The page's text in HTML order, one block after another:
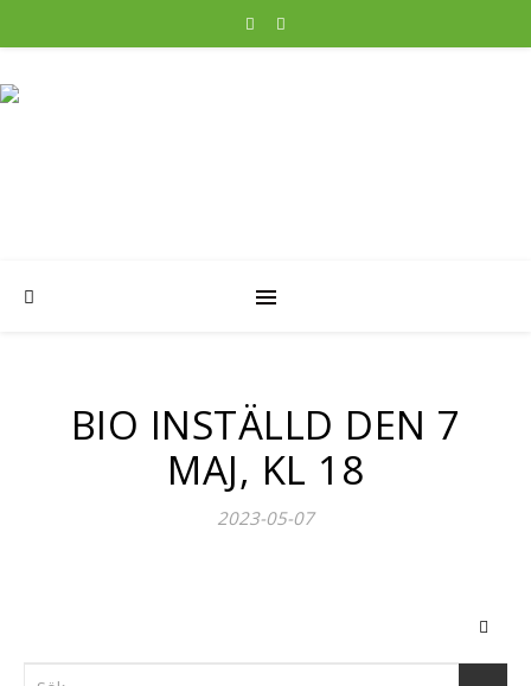
BIO INSTÄLLD DEN 7
MAJ, KL 18
2023-05-07